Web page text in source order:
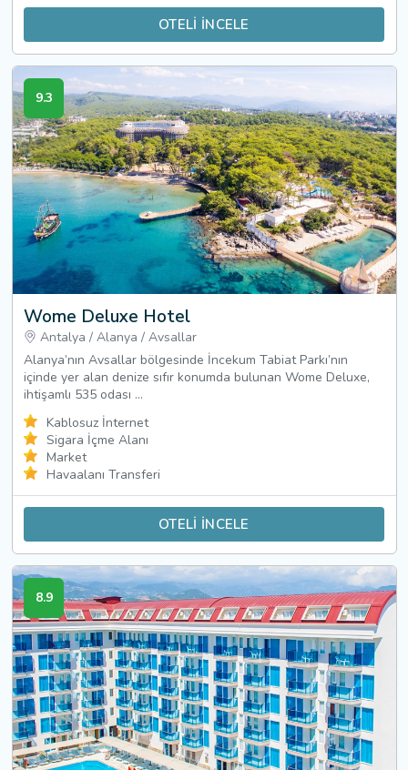
OTELİ İNCELE
9.3
Wome Deluxe Hotel
Antalya / Alanya / Avsallar
Alanya’nın Avsallar bölgesinde İncekum Tabiat Parkı’nın
içinde yer alan denize sıfır konumda bulunan Wome Deluxe,
ihtişamlı 535 odası ...
Kablosuz İnternet
Sigara İçme Alanı
Market
Havaalanı Transferi
OTELİ İNCELE
8.9